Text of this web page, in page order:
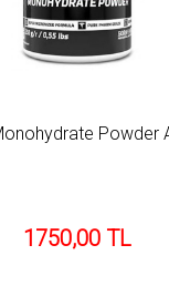
Powder
1750,00 TL